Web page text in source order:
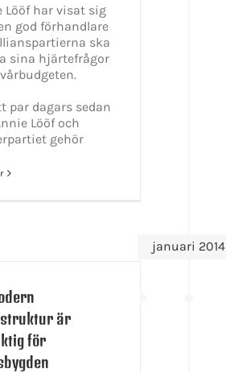
Lööf har visat sig
god förhandlare
ska
sina hjärtefrågor
par dagars sedan
Lööf och
gehör
januari 2014
är
för